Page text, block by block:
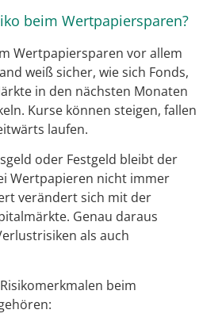
beim Wertpapiersparen?
Wertpapiersparen vor allem
weiß sicher, wie sich Fonds,
in den nächsten Monaten
Kurse können steigen, fallen
laufen.
oder Festgeld bleibt der
Wertpapieren nicht immer
verändert sich mit der
Genau daraus
als auch
beim